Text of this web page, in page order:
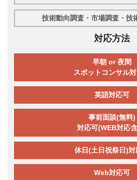
技術動向調査・市場調査・技
対応方法
早朝 or 夜間
スポットコンサル
英語対応可
事前面談(無料)
対応可(WEB対応
休日(土日祝祭日)対
Web対応可